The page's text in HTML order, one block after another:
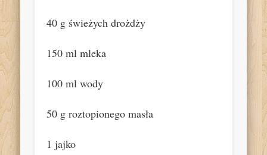
40 g świeżych drożdży
150 ml mleka
100 ml wody
50 g roztopionego masła
1 jajko